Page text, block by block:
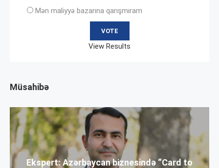
Mən maliyyə bazarına qarışmıram
View Results
Müsahibə
Ekspert: Azərbaycan biznesində “Card to